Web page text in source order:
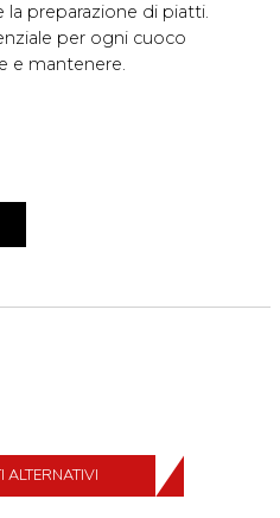
la preparazione di piatti.
per ogni cuoco
e mantenere.
ALTERNATIVI